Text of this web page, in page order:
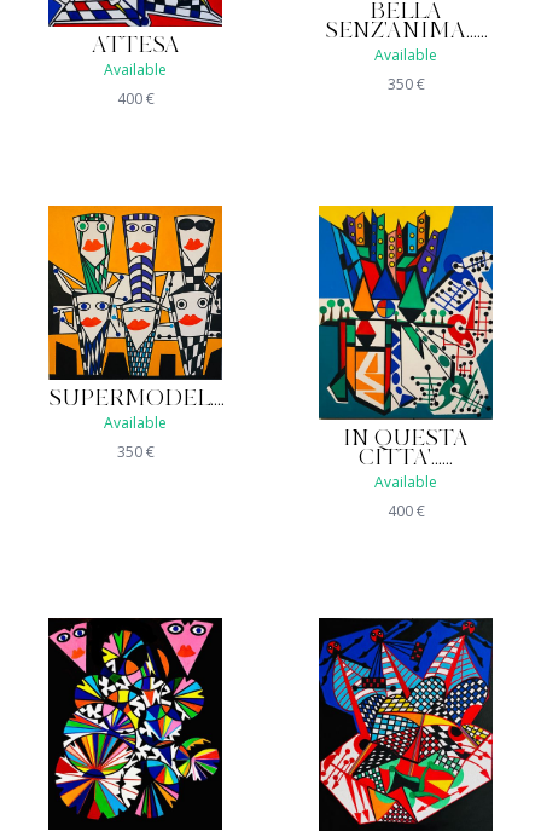
ATTESA
Available
400€
BELLA
SENZ'ANIMA......
Available
350€
SUPERMODEL....
Available
350€
IN QUESTA
CITTA'......
Available
400€